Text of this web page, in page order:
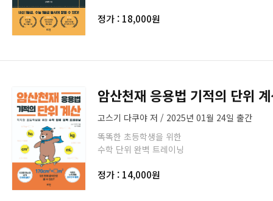
정가 : 18,000원
암산천재 응용법 기적의 단위
고스기 다쿠야 저 / 2025년 01월 24일 출간
똑똑한 초등학생을 위한
수학 단위 완벽 트레이닝
정가 : 14,000원